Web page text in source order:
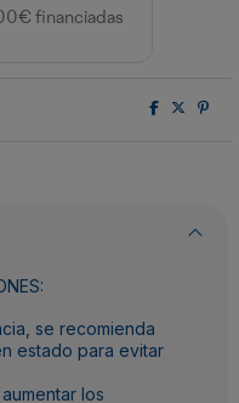
financiadas
se recomienda
estado para evitar
los